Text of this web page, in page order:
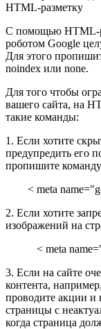
HTML-разметку
С помощью HTML-
роботом Google
Для этого
noindex или none.
Для того чтобы
вашего сайта, на
такие команды:
1. Если хотите
предупредить его
пропишите
< meta
2. Если хотите
изображений на
< meta
3. Если на сайте
контента,
проводите акции и
страницы с
когда страница